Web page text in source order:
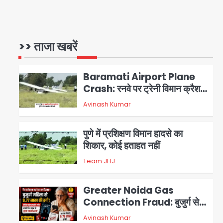
>> ताजा खबरें
1
जारी
2
Baramati Airport Plane
Crash: रनवे पर ट्रेनी विमान क्रैश,
जांच शुरू
Avinash Kumar
3
पुणे में प्रशिक्षण विमान हादसे का
शिकार, कोई हताहत नहीं
Team JHJ
Greater Noida Gas
Connection Fraud: बुजुर्ग से
वीडियो कॉल पर 9.77 लाख की साइबर
Avinash Kumar